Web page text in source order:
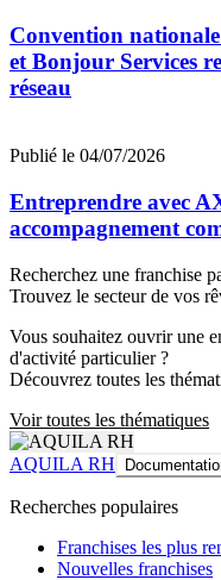
Convention
et Bonjour Services
réseau
Publié le 04/07/2026
Entreprendre avec
accompagnement
Recherchez une franchise
Trouvez le secteur de vos
Vous souhaitez ouvrir une
d'activité particulier ?
Découvrez toutes les
Voir toutes les thématiques
AQUILA RH
Recherches populaires
Franchises les plus
Nouvelles franchises